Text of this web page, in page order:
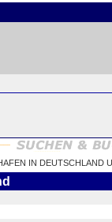
IN DEUTSCHLAND